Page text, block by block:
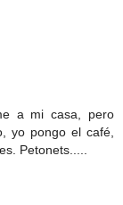
a mi casa, pero
yo pongo el café,
Petonets.....